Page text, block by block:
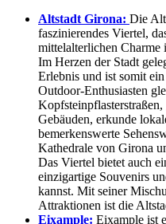
Altstadt Girona: Die
faszinierendes Viertel,
mittelalterlichen Charme
Im Herzen der Stadt
Erlebnis und ist somit
Outdoor-Enthusiasten
Gebäuden, erkunde
bemerkenswerte
Kathedrale von Girona
Das Viertel bietet auch
einzigartige Souvenirs
kannst. Mit seiner
Attraktionen ist die
Eixample: Eixample ist